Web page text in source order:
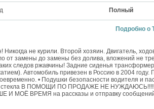
Полный
Подробно о
не курили. Второй хозяин. Двигатель,
от замены до замены без долива, вложений не
следов ржавчины! Задние сиденья
Автомобиль привезен в Россию в 2004 году.
• Подушки безопасности водителя и
стекла В ПОМОЩИ ПО ПРОДАЖЕ НЕ
ВРЕМЯ на рассказы и отправку сообщений о